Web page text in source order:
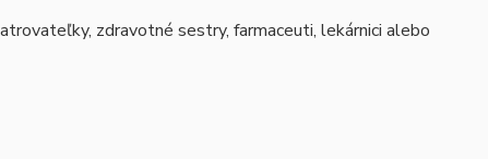
zdravotné sestry, farmaceuti, lekárnici alebo